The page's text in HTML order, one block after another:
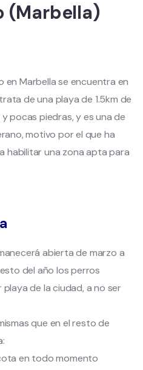
(Marbella)
en Marbella se encuentra en
de una playa de 1.5km de
pocas piedras, y es una de
motivo por el que ha
habilitar una zona apta para
abierta de marzo a
del año los perros
de la ciudad, a no ser
que en el resto de
en todo momento